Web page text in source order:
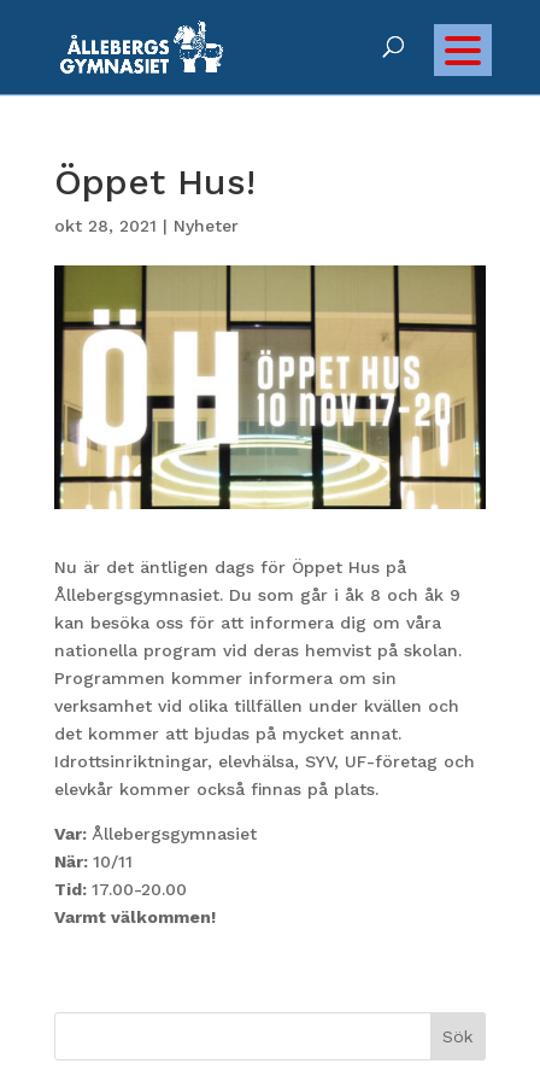
Öppet Hus!
okt 28, 2021 | Nyheter
Nu är det äntligen dags för Öppet Hus på
Ållebergsgymnasiet. Du som går i åk 8 och åk 9
kan besöka oss för att informera dig om våra
nationella program vid deras hemvist på skolan.
Programmen kommer informera om sin
verksamhet vid olika tillfällen under kvällen och
det kommer att bjudas på mycket annat.
Idrottsinriktningar, elevhälsa, SYV, UF-företag och
elevkår kommer också finnas på plats.
Var: Ållebergsgymnasiet
När: 10/11
Tid: 17.00-20.00
Varmt välkommen!